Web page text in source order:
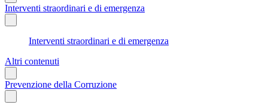
Interventi straordinari e di emergenza
Interventi straordinari e di emergenza
Altri contenuti
Prevenzione della Corruzione